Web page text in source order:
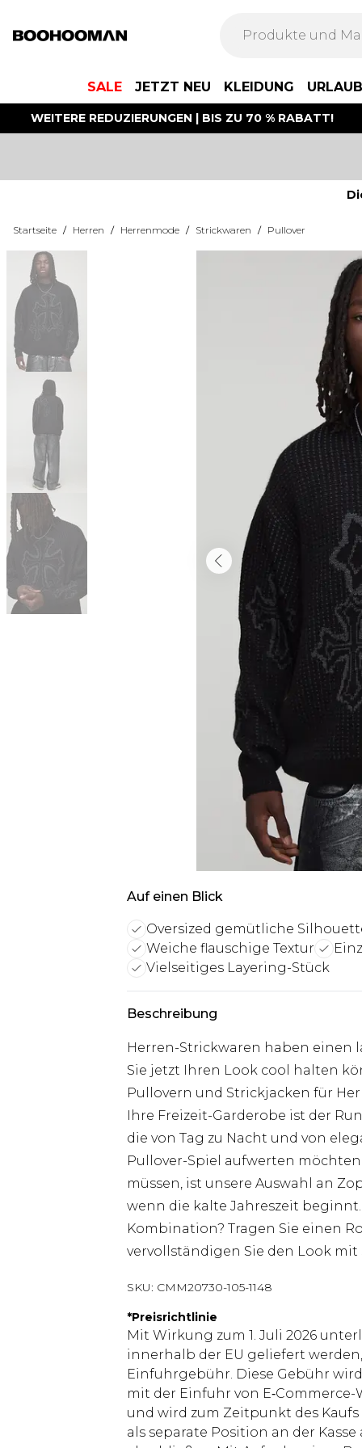
SALE JETZT NEU KLEIDUNG
WEITERE REDUZIERUNGEN | BIS ZU 70 % RABATT!
Startseite / Herren / Herrenmode / Strickwaren / Pullover
Auf einen Blick
Oversized gemütliche
Weiche flauschige Textur
Vielseitiges Layering-Stück
Beschreibung
Herren-Strickwaren haben einen
Sie jetzt Ihren Look cool halten
Pullovern und Strickjacken für
Ihre Freizeit-Garderobe ist der
die von Tag zu Nacht und von
Pullover-Spiel aufwerten
müssen, ist unsere Auswahl an
wenn die kalte Jahreszeit
Kombination? Tragen Sie einen
vervollständigen Sie den Look
SKU: CMM20730-105-1148
*Preisrichtlinie
Mit Wirkung zum 1. Juli 2026
innerhalb der EU geliefert
Einfuhrgebühr. Diese Gebühr
mit der Einfuhr von
und wird zum Zeitpunkt des
als separate Position an der